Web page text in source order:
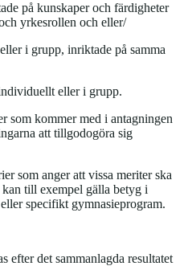
på kunskaper och färdigheter
yrkesrollen och eller/
i grupp, inriktade på samma
eller i grupp.
som kommer med i antagningen
att tillgodogöra sig
som anger att vissa meriter ska
till exempel gälla betyg i
specifikt gymnasieprogram.
efter det sammanlagda resultatet